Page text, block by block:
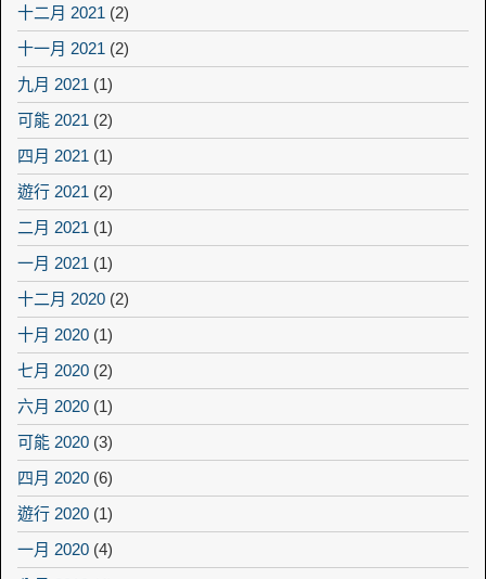
十二月 2021 (2)
十一月 2021 (2)
九月 2021 (1)
可能 2021 (2)
四月 2021 (1)
遊行 2021 (2)
二月 2021 (1)
一月 2021 (1)
十二月 2020 (2)
十月 2020 (1)
七月 2020 (2)
六月 2020 (1)
可能 2020 (3)
四月 2020 (6)
遊行 2020 (1)
一月 2020 (4)